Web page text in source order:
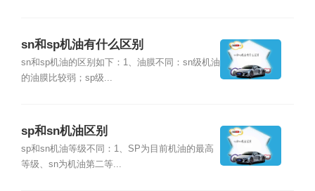
sn和sp机油有什么区别
sn和sp机油的区别如下：1、油膜不同：sn级机油
的油膜比较弱；sp级...
sp和sn机油区别
sp和sn机油等级不同：1、SP为目前机油的最高
等级、sn为机油第二等...